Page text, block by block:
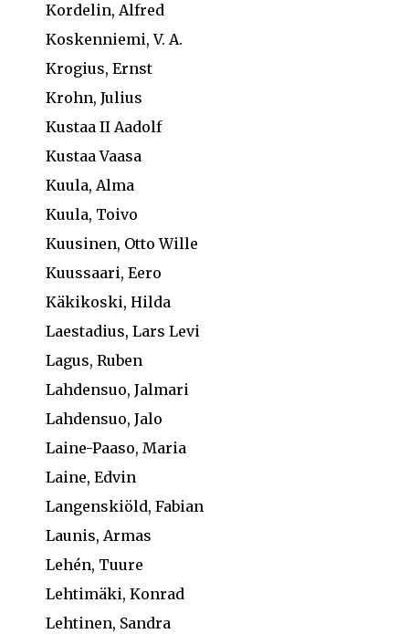
Kordelin, Alfred
Koskenniemi, V. A.
Krogius, Ernst
Krohn, Julius
Kustaa II Aadolf
Kustaa Vaasa
Kuula, Alma
Kuula, Toivo
Kuusinen, Otto Wille
Kuussaari, Eero
Käkikoski, Hilda
Laestadius, Lars Levi
Lagus, Ruben
Lahdensuo, Jalmari
Lahdensuo, Jalo
Laine-Paaso, Maria
Laine, Edvin
Langenskiöld, Fabian
Launis, Armas
Lehén, Tuure
Lehtimäki, Konrad
Lehtinen, Sandra